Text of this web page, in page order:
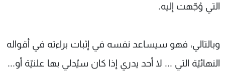
التي وُجّهت إليه.
وبالتالي، فهو سيساعد نفسه في إثبات براءته في أقواله
النهائيّة التي ... لا أحد يدري إذا كان سيُدلي بها علنيّة أو...